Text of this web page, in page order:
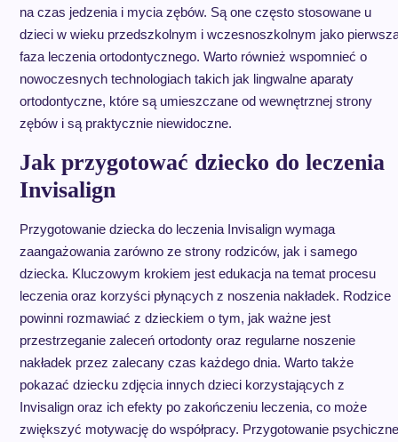
na czas jedzenia i mycia zębów. Są one często stosowane u
dzieci w wieku przedszkolnym i wczesnoszkolnym jako
faza leczenia ortodontycznego. Warto również wspomnieć o
nowoczesnych technologiach takich jak lingwalne aparaty
ortodontyczne, które są umieszczane od wewnętrznej strony
zębów i są praktycznie niewidoczne.
Jak przygotować dziecko do leczenia
Invisalign
Przygotowanie dziecka do leczenia Invisalign wymaga
zaangażowania zarówno ze strony rodziców, jak i samego
dziecka. Kluczowym krokiem jest edukacja na temat procesu
leczenia oraz korzyści płynących z noszenia nakładek. Rodzice
powinni rozmawiać z dzieckiem o tym, jak ważne jest
przestrzeganie zaleceń ortodonty oraz regularne noszenie
nakładek przez zalecany czas każdego dnia. Warto także
pokazać dziecku zdjęcia innych dzieci korzystających z
Invisalign oraz ich efekty po zakończeniu leczenia, co może
zwiększyć motywację do współpracy. Przygotowanie psychiczne